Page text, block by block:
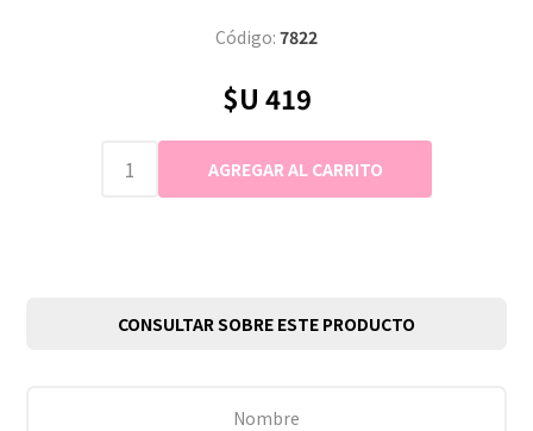
Código: 7822
$U 419
CONSULTAR SOBRE ESTE PRODUCTO
Nombre